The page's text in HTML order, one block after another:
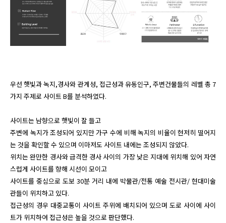
우선 햇빛과 녹지,경사와 관계성, 접근성과 유동인구, 주변건물들의 레벨 총 7
가지 주제로 사이트 B를 분석하였다.
사이트는 남향으로 햇빛이 잘 들고
주변에 녹지가 조성되어 있지만 가구 수에 비해 녹지의 비율이 현저히 떨어지
는 것을 확인할 수 있으며 이마저도 사이트 내에는 조성되지 않았다.
위치는 완만한 경사와 급격한 경사 사이의 가장 낮은 지대에 위치해 있어 자연
스럽게 사이트를 향해 시선이 모이고
사이트를 중심으로 도보 30분 거리 내에 박물관/전통 예술 전시관/ 현대미술
관들이 위치하고 있다.
접근성의 경우 대중교통이 사이트 주위에 배치되어 있으며 도로 사이에 사이
트가 위치하여 접근성은 높을 것으로 판단했다.